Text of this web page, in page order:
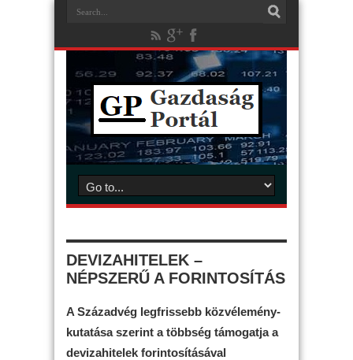
DEVIZAHITELEK –
NÉPSZERŰ A FORINTOSÍTÁS
A Századvég legfrissebb közvélemény-
kutatása szerint a többség támogatja a
devizahitelek forintosításával